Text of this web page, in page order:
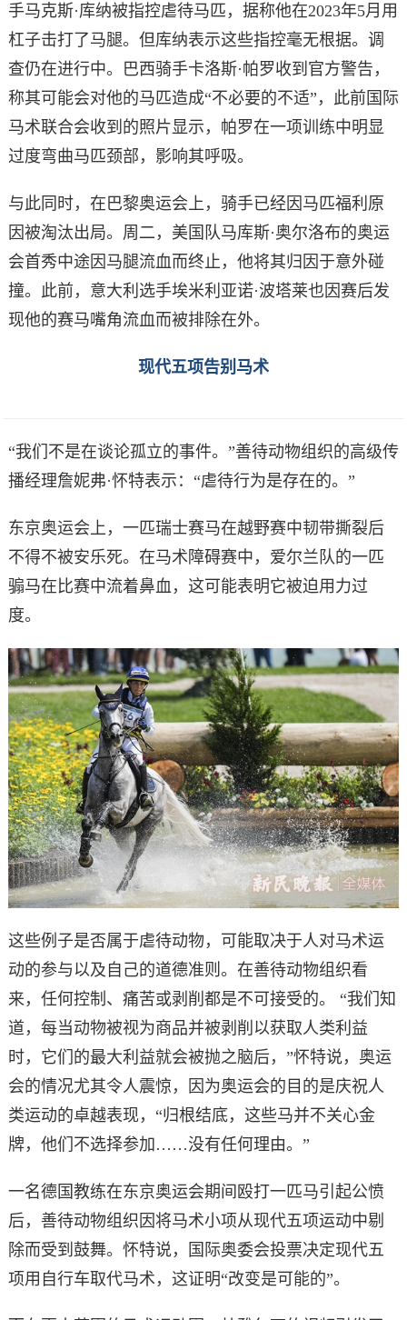
手马克斯·库纳被指控虐待马匹，据称他在2023年5月用
杠子击打了马腿。但库纳表示这些指控毫无根据。调
查仍在进行中。巴西骑手卡洛斯·帕罗收到官方警告，
称其可能会对他的马匹造成“不必要的不适”，此前国际
马术联合会收到的照片显示，帕罗在一项训练中明显
过度弯曲马匹颈部，影响其呼吸。
与此同时，在巴黎奥运会上，骑手已经因马匹福利原
因被淘汰出局。周二，美国队马库斯·奥尔洛布的奥运
会首秀中途因马腿流血而终止，他将其归因于意外碰
撞。此前，意大利选手埃米利亚诺·波塔莱也因赛后发
现他的赛马嘴角流血而被排除在外。
现代五项告别马术
“我们不是在谈论孤立的事件。”善待动物组织的高级传
播经理詹妮弗·怀特表示：“虐待行为是存在的。”
东京奥运会上，一匹瑞士赛马在越野赛中韧带撕裂后
不得不被安乐死。在马术障碍赛中，爱尔兰队的一匹
骟马在比赛中流着鼻血，这可能表明它被迫用力过
度。
这些例子是否属于虐待动物，可能取决于人对马术运
动的参与以及自己的道德准则。在善待动物组织看
来，任何控制、痛苦或剥削都是不可接受的。 “我们知
道，每当动物被视为商品并被剥削以获取人类利益
时，它们的最大利益就会被抛之脑后，”怀特说，奥运
会的情况尤其令人震惊，因为奥运会的目的是庆祝人
类运动的卓越表现，“归根结底，这些马并不关心金
牌，他们不选择参加……没有任何理由。”
一名德国教练在东京奥运会期间殴打一匹马引起公愤
后，善待动物组织因将马术小项从现代五项运动中剔
除而受到鼓舞。怀特说，国际奥委会投票决定现代五
项用自行车取代马术，这证明“改变是可能的”。